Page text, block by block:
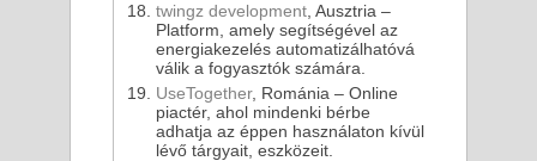
twingz development , Ausztria –
Platform, amely segítségével az
energiakezelés automatizálhatóvá
válik a fogyasztók számára.
UseTogether, Románia – Online
piactér, ahol mindenki bérbe
adhatja az éppen használaton kívül
lévő tárgyait, eszközeit.